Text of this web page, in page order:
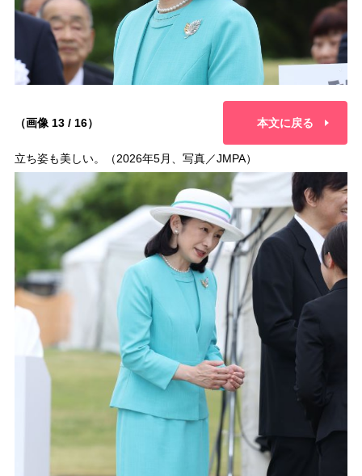
（画像 13 / 16） 本文に戻る
立ち姿も美しい。（2026年5月、写真／JMPA）